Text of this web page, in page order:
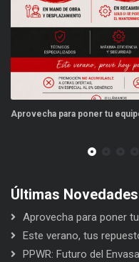
a punto
Últimas Novedades
Aprovecha para poner
Este verano, tus
PPWR: Futuro del